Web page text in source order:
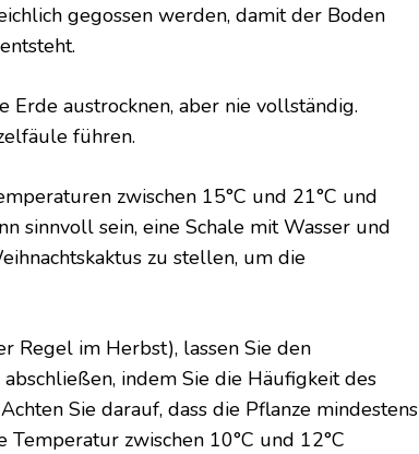
gegossen werden, damit der Boden
Erde austrocknen, aber nie vollständig.
führen.
zwischen 15°C und 21°C und
sinnvoll sein, eine Schale mit Wasser und
zu stellen, um die
Regel im Herbst), lassen Sie den
indem Sie die Häufigkeit des
Sie darauf, dass die Pflanze mindestens
zwischen 10°C und 12°C